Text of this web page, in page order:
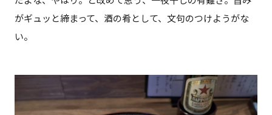
がギュッと締まって、酒の肴として、文句のつけようがな
い。